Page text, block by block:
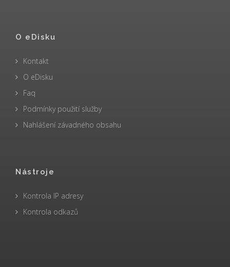
O eDisku
Kontakt
O eDisku
Faq
Podmínky použití služby
Nahlášení závadného obsahu
Nástroje
Kontrola IP adresy
Kontrola odkazů